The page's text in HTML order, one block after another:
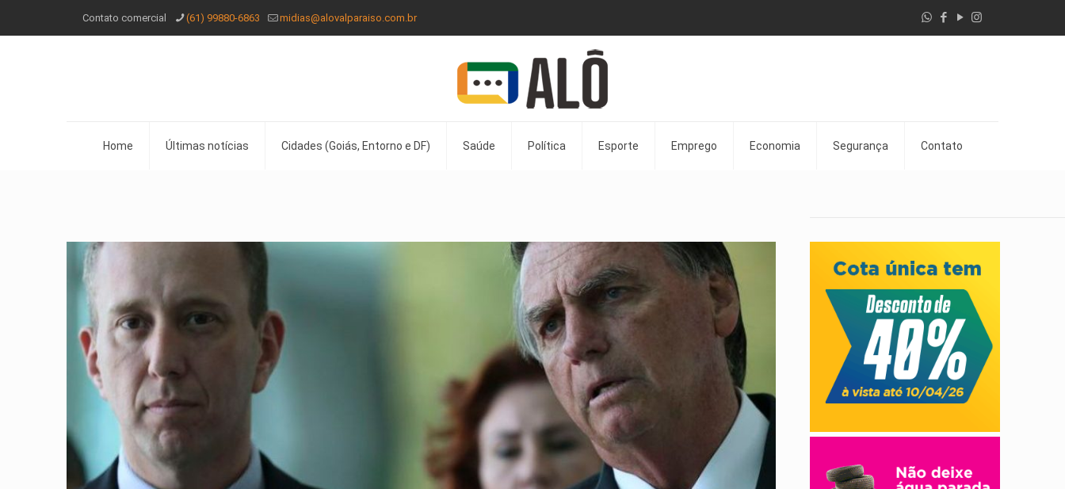
Contato comercial (61) 99880-6863 midias@alovalparaiso.com.br
Home Últimas notícias Cidades (Goiás, Entorno e DF) Saúde Política Esporte Emprego Economia Segurança Contato